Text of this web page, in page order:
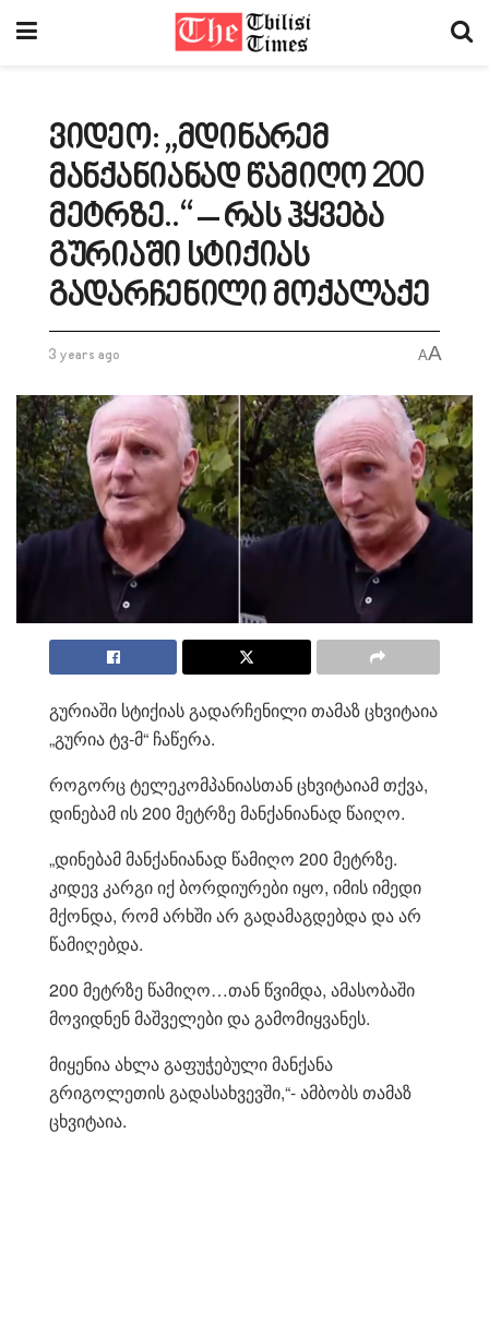
ვიდეო: „მდინარემ
მანქანიანად წამიღო 200
მეტრზე..“ – რას ჰყვება
გურიაში სტიქიას
გადარჩენილი მოქალაქე
3 years ago AA
გურიაში სტიქიას გადარჩენილი თამაზ ცხვიტაია
„გურია ტვ-მ“ ჩაწერა.
როგორც ტელეკომპანიასთან ცხვიტაიამ თქვა,
დინებამ ის 200 მეტრზე მანქანიანად წაიღო.
„დინებამ მანქანიანად წამიღო 200 მეტრზე.
კიდევ კარგი იქ ბორდიურები იყო, იმის იმედი
მქონდა, რომ არხში არ გადამაგდებდა და არ
წამიღებდა.
200 მეტრზე წამიღო…თან წვიმდა, ამასობაში
მოვიდნენ მაშველები და გამომიყვანეს.
მიყენია ახლა გაფუჭებული მანქანა
გრიგოლეთის გადასახვევში,“- ამბობს თამაზ
ცხვიტაია.